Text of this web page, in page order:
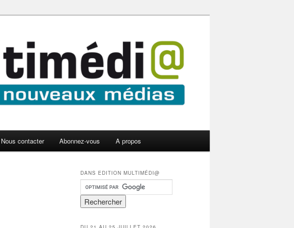
Nous contacter Abonnez-vous A propos
DANS EDITION MULTIMÉDI@